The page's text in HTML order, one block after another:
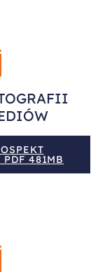
481MB